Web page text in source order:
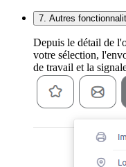
7. Autres
Depuis le détail de
votre sélection,
de travail et la